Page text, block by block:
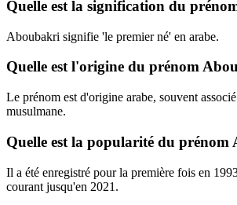
Quelle est la signification du
Aboubakri signifie 'le premier né' en arabe.
Quelle est l'origine du prénom
Le prénom est d'origine arabe, souvent
musulmane.
Quelle est la popularité du prénom
Il a été enregistré pour la première fois en
courant jusqu'en 2021.